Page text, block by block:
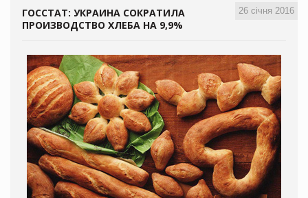
26 січня 2016
ГОССТАТ: УКРАИНА СОКРАТИЛА
ПРОИЗВОДСТВО ХЛЕБА НА 9,9%